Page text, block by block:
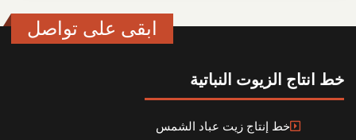
ابقى على تواصل
خط انتاج الزيوت النباتية
خط إنتاج زيت عباد الشمس